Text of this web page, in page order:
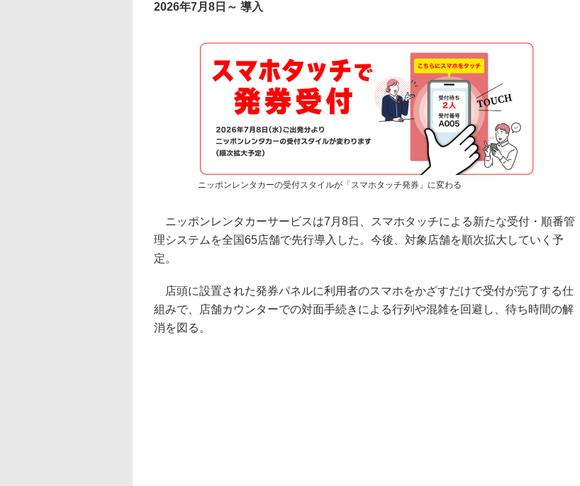
2026年7月8日～ 導入
ニッポンレンタカーの受付スタイルが「スマホタッチ発券」に変わる
ニッポンレンタカーサービスは7月8日、スマホタッチによる新たな受付・順番管
理システムを全国65店舗で先行導入した。今後、対象店舗を順次拡大していく予
定。
店頭に設置された発券パネルに利用者のスマホをかざすだけで受付が完了する仕
組みで、店舗カウンターでの対面手続きによる行列や混雑を回避し、待ち時間の解
消を図る。